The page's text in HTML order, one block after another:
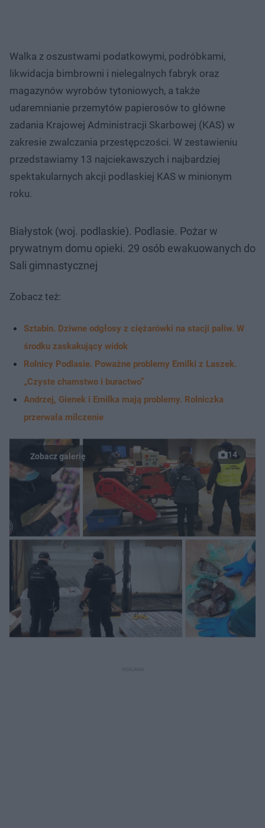
Walka z oszustwami podatkowymi, podróbkami,
likwidacja bimbrowni i nielegalnych fabryk oraz
magazynów wyrobów tytoniowych, a także
udaremnianie przemytów papierosów to główne
zadania Krajowej Administracji Skarbowej (KAS) w
zakresie zwalczania przestępczości. W zestawieniu
przedstawiamy 13 najciekawszych i najbardziej
spektakularnych akcji podlaskiej KAS w minionym
roku.
Białystok (woj. podlaskie). Podlasie. Pożar w
prywatnym domu opieki. 29 osób ewakuowanych do
Sali gimnastycznej
Zobacz też:
Sztabin. Dziwne odgłosy z ciężarówki na stacji paliw. W
środku zaskakujący widok
Rolnicy Podlasie. Poważne problemy Emilki z Laszek.
„Czyste chamstwo i buractwo”
Andrzej, Gienek i Emilka mają problemy. Rolniczka
przerwała milczenie
14